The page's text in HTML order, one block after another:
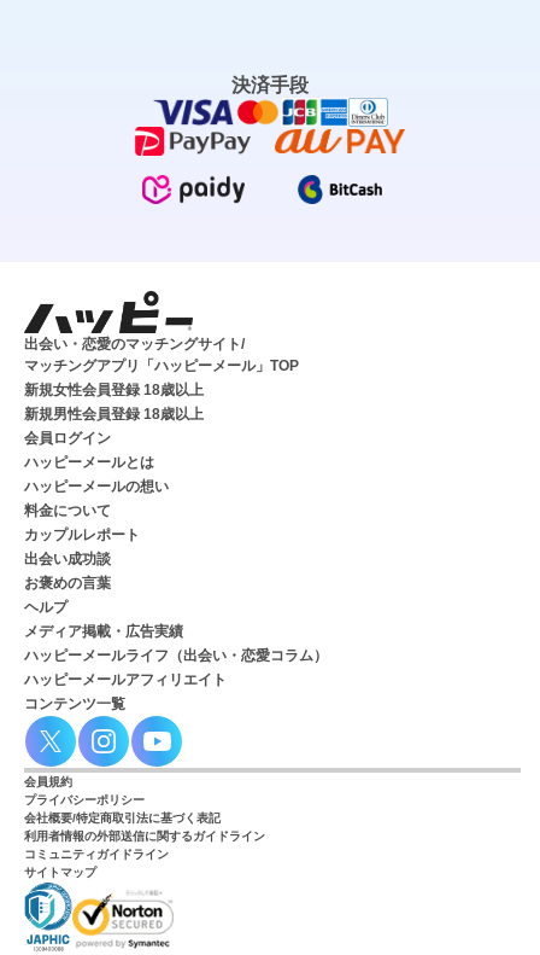
決済手段
出会い・恋愛のマッチングサイト/
マッチングアプリ「ハッピーメール」TOP
新規女性会員登録 18歳以上
新規男性会員登録 18歳以上
会員ログイン
ハッピーメールとは
ハッピーメールの想い
料金について
カップルレポート
出会い成功談
お褒めの言葉
ヘルプ
メディア掲載・広告実績
ハッピーメールライフ（出会い・恋愛コラム）
ハッピーメールアフィリエイト
コンテンツ一覧
会員規約
プライバシーポリシー
会社概要/特定商取引法に基づく表記
利用者情報の外部送信に関するガイドライン
コミュニティガイドライン
サイトマップ